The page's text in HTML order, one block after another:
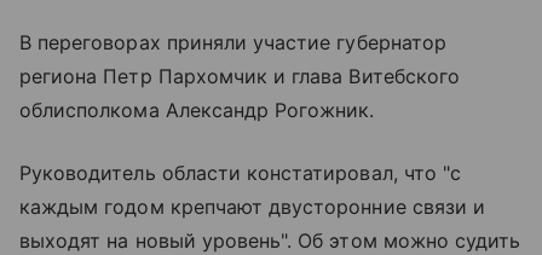
В переговорах приняли участие губернатор
региона Петр Пархомчик и глава Витебского
облисполкома Александр Рогожник.
Руководитель области констатировал, что "с
каждым годом крепчают двусторонние связи и
выходят на новый уровень". Об этом можно судить